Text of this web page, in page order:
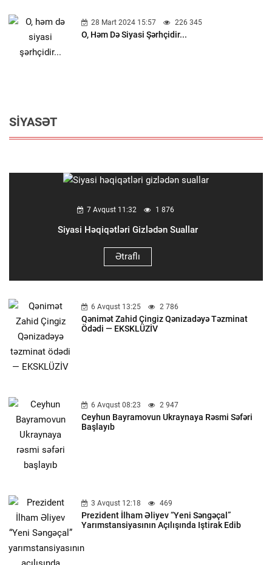
28 Mart 2024 15:57 226 345
O, Həm Də Siyasi Şərhçidir...
SIYASƏT
7 Avqust 11:32 1 876
Siyasi Həqiqətləri Gizlədən Suallar
Ətraflı
6 Avqust 13:25 2 786
Qənimət Zahid Çingiz Qənizadəyə Təzminat
Ödədi — EKSKLÜZİV
6 Avqust 08:23 2 947
Ceyhun Bayramovun Ukraynaya Rəsmi Səfəri
Başlayıb
3 Avqust 12:18 469
Prezident İlham Əliyev “Yeni Səngəçal”
Yarımstansiyasının Açılışında Iştirak Edib